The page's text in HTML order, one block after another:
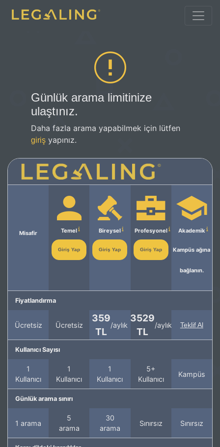
Günlük arama limitinize
ulaştınız.
Daha fazla arama yapabilmek için lütfen
giriş yapınız.
Misafir Temel
Giriş Yap
Bireysel
Giriş Yap
Profesyonel
Giriş Yap
Akademik
Kampüs ağına
bağlanın.
Fiyatlandırma
Ücretsiz Ücretsiz
359
TL
/aylık
3529
TL
/aylık Teklif Al
Kullanıcı Sayısı
1
Kullanıcı
1
Kullanıcı
1
Kullanıcı
5+
Kullanıcı
Kampüs
Günlük arama sınırı
1 arama
5
arama
30
arama
Sınırsız Sınırsız